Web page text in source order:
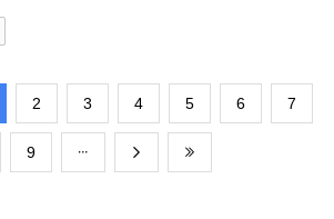
​2 ​3 ​4 ​5 ​6 ​7
​9